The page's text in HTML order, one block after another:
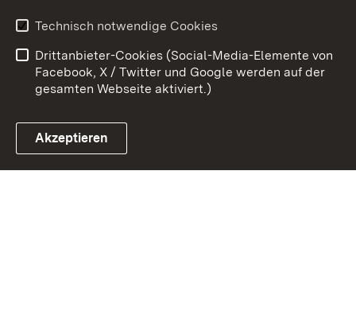
Link zum Landesportal
Datenschutz
Barrierefreiheit
Impressum
Cookies
Technisch notwendige Cookies
Drittanbieter-Cookies (Social-Media-Elemente von
Facebook, X / Twitter und Google werden auf der
gesamten Webseite aktiviert.)
Akzeptieren